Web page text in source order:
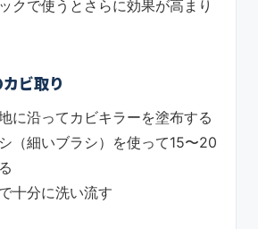
クで使うとさらに効果が高まり
ビ取り
に沿ってカビキラーを塗布する
（細いブラシ）を使って15〜20
十分に洗い流す